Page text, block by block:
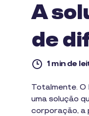
A
de
1 min de
1
de
leitura
Totalmente. O
uma solução
corporação, a